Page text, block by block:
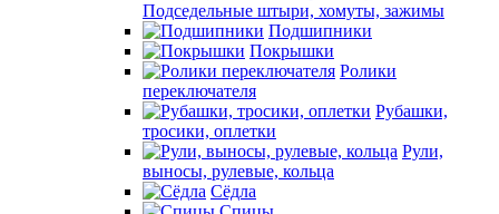
Подседельные штыри, хомуты, зажимы
Подшипники
Покрышки
Ролики
переключателя
Рубашки,
тросики, оплетки
Рули,
выносы, рулевые, кольца
Сёдла